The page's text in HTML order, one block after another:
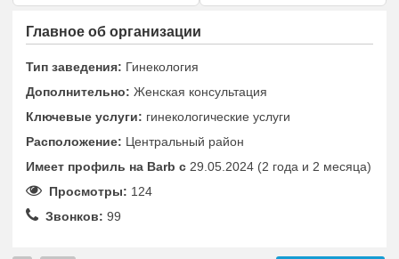
Главное об организации
Тип заведения: Гинекология
Дополнительно: Женская консультация
Ключевые услуги: гинекологические услуги
Расположение: Центральный район
Имеет профиль на Barb c 29.05.2024 (2 года и 2 месяца)
Просмотры: 124
Звонков: 99